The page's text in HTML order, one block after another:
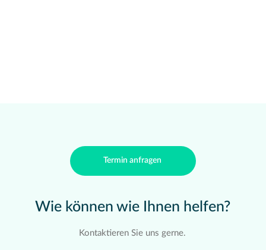
Wie können wie Ihnen helfen?
Kontaktieren Sie uns gerne.
Termin anfragen